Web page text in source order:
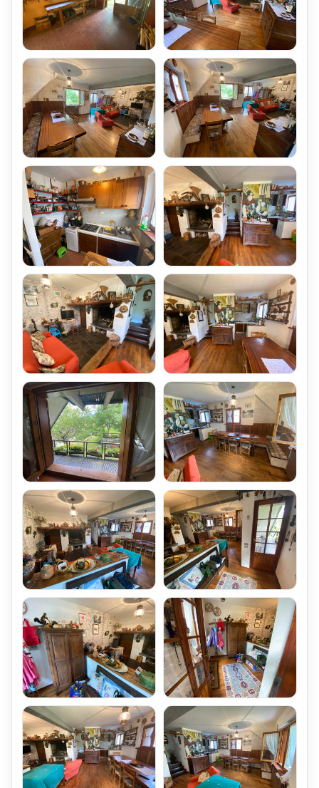
è stata realizzata una Terza Camera Matrimoniale,
illuminata con Finestra Velux
un secondo bagno di servizio, illuminato con Finestra Velux
Gli arredi e le finiture della Casa sono realizzati in Stile, di Buon
Gusto, Funzionali.
La Casa è dotata di Antenna Tv Satellitare e Digitale Terrestre.
Climatizzazione della Villetta Porzione Terra-Tetto di
Bifamiliare.
La Villetta è dotata di Impianto di Riscaldamento Indipendente,
realizzato con una Caldaia a Gasolio,
installata nel locale taverna,
con la funzione della produzione della acqua calda sanitaria.